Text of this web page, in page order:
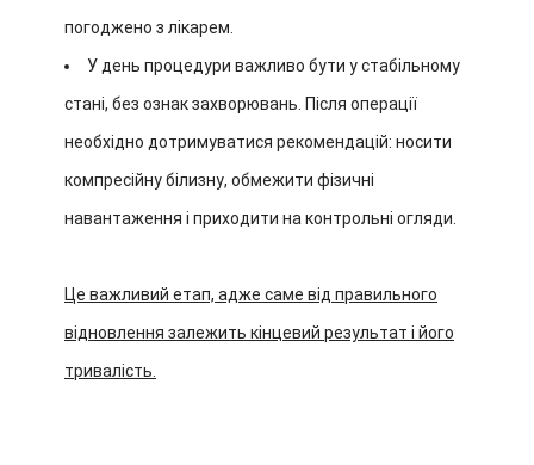
погоджено з лікарем.
У день процедури важливо бути у стабільному
стані, без ознак захворювань. Після операції
необхідно дотримуватися рекомендацій: носити
компресійну білизну, обмежити фізичні
навантаження і приходити на контрольні огляди.
Це важливий етап, адже саме від правильного
відновлення залежить кінцевий результат і його
тривалість.